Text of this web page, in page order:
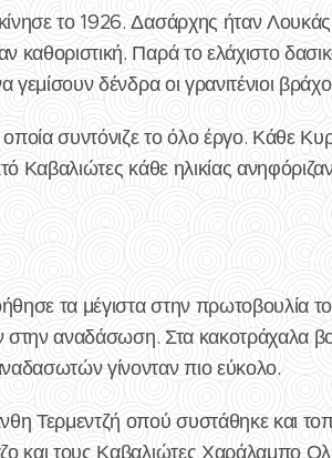
το 1926. Δασάρχης ήταν
Παρά το ελάχιστο
δένδρα οι γρανιτένιοι
συντόνιζε το όλο έργο. Κάθε
Καβαλιώτες κάθε ηλικίας
τα μέγιστα στην πρωτοβουλία
στην αναδάσωση. Στα κακοτράχαλα
γίνονταν πιο εύκολο.
Τερμεντζή οπού συστάθηκε και
και τους Καβαλιώτες Χαράλαμπο